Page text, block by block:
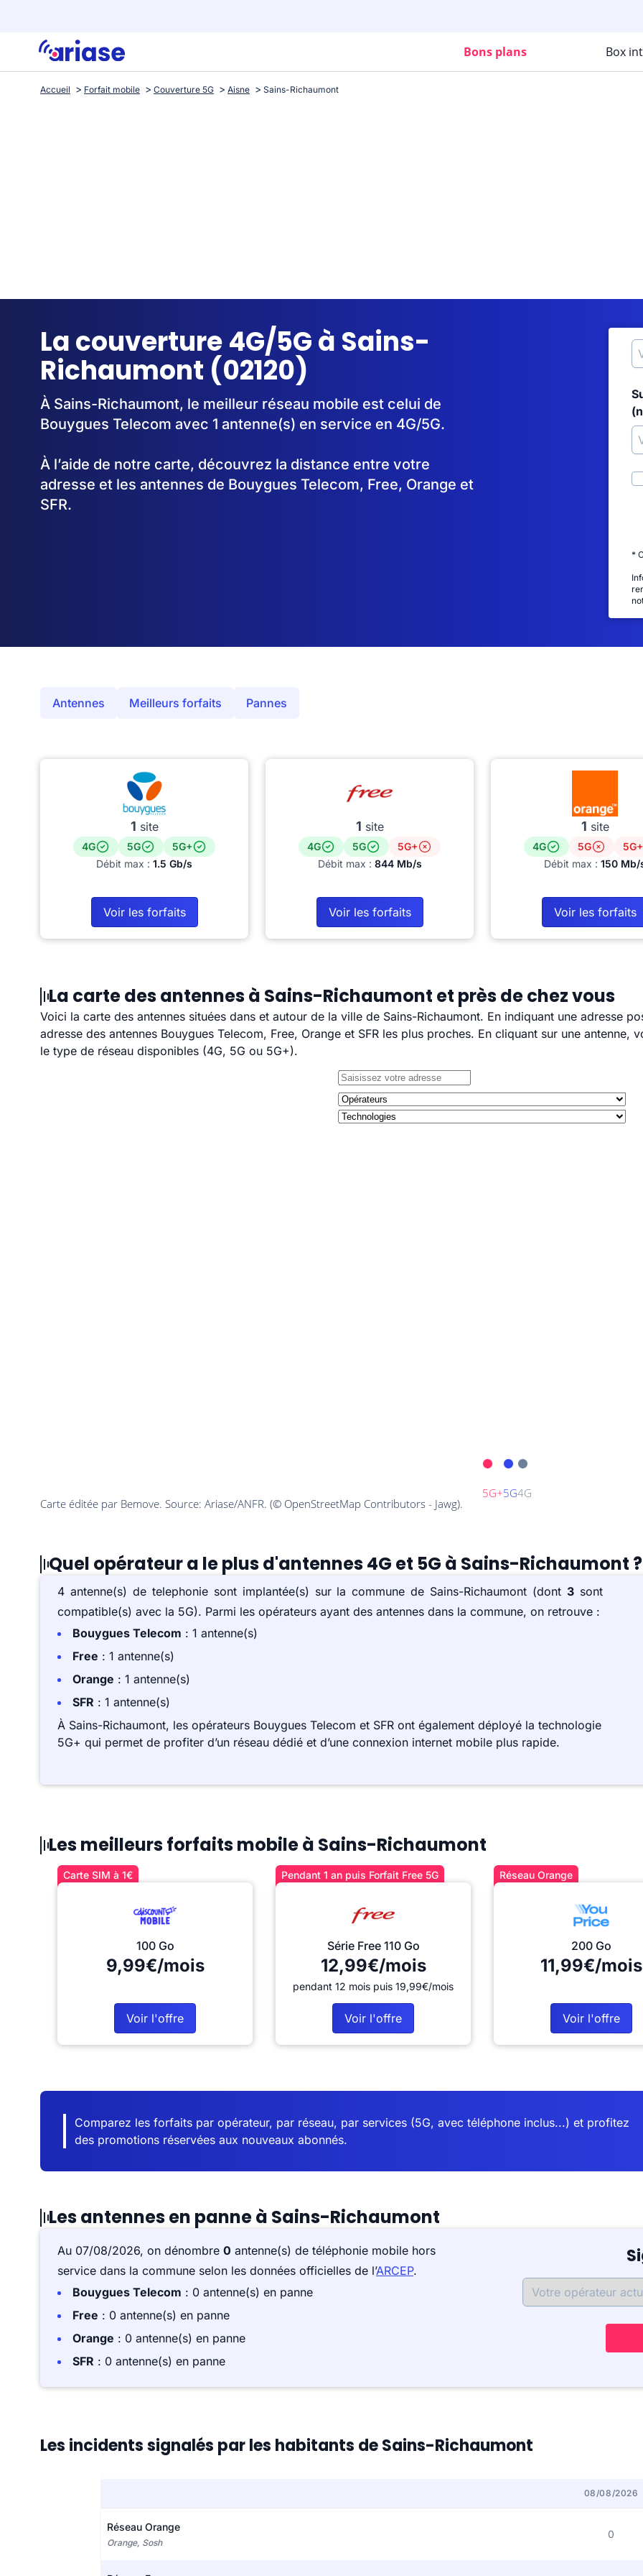
Bons plans Box
Accueil Forfait mobile Couverture 5G Aisne Sains-Richaumont
La couverture 4G/5G à Sains-
Richaumont (02120)
À Sains-Richaumont, le meilleur réseau mobile est celui de
Bouygues Telecom avec 1 antenne(s) en service en 4G/5G.
À l’aide de notre carte, découvrez la distance entre votre
adresse et les antennes de Bouygues Telecom, Free, Orange et
SFR.
*
Antennes Meilleurs forfaits Pannes
1 site
4G 5G
5G+
Débit max : 1.5 Gb/s
Voir les forfaits
1 site
4G 5G
5G+
Débit max : 844 Mb/s
Voir les forfaits
1 site
4G 5G
5G+
Débit max : 150 Mb/
Voir les forfaits
La carte des antennes à Sains-Richaumont et près de chez vous
Voici la carte des antennes situées dans et autour de la ville de Sains-Richaumont. En indiquant une adresse
adresse des antennes Bouygues Telecom, Free, Orange et SFR les plus proches. En cliquant sur une
le type de réseau disponibles (4G, 5G ou 5G+).
Quel opérateur a le plus d'antennes 4G et 5G à Sains-Richaumont ?
4 antenne(s) de telephonie sont implantée(s) sur la commune de Sains-Richaumont (dont3 sont
compatible(s) avec la 5G). Parmi les opérateurs ayant des antennes dans la commune, on retrouve :
Bouygues Telecom : 1 antenne(s)
Free : 1 antenne(s)
Orange : 1 antenne(s)
SFR : 1 antenne(s)
À Sains-Richaumont, les opérateurs Bouygues Telecom et SFR ont également déployé la technologie
5G+ qui permet de profiter d’un réseau dédié et d’une connexion internet mobile plus rapide.
Les meilleurs forfaits mobile à Sains-Richaumont
Carte SIM à 1€
100 Go
9,99€/mois
Voir l'offre
Pendant 1 an puis Forfait Free 5G
Série Free 110 Go
12,99€/mois
pendant 12 mois puis 19,99€/mois
Voir l'offre
Réseau Orange
200 Go
11,99€/mois
Voir l'offre
Comparez les forfaits par opérateur, par réseau, par services (5G, avec téléphone inclus...) et profitez
des promotions réservées aux nouveaux abonnés.
Les antennes en panne à Sains-Richaumont
Au 07/08/2026, on dénombre 0 antenne(s) de téléphonie mobile hors
service dans la commune selon les données officielles de l’ARCEP.
Bouygues Telecom : 0 antenne(s) en panne
Free : 0 antenne(s) en panne
Orange : 0 antenne(s) en panne
SFR : 0 antenne(s) en panne
Les incidents signalés par les habitants de Sains-Richaumont
08/08/2026
Réseau Orange
Orange, Sosh
0